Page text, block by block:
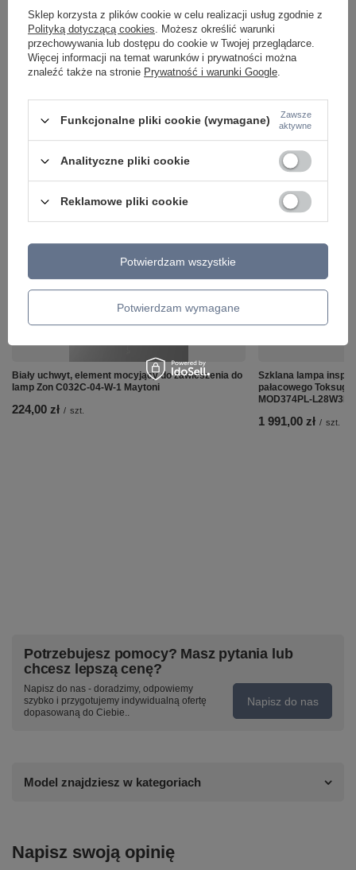
Biały uchwyt, element mocyjący do zawieszenia do
lamp Zon C032C-04-W-1 Maytoni
224,00 zł / szt.
Szklana lampa
pałacowego
MOD374PL-L28W3K
1 991,00 zł / szt.
Potrzebujesz pomocy? Masz pytania lub
chcesz lepszą cenę?
Napisz do nas - doradzimy, odpowiemy
szybko i przygotujemy indywidualną ofertę
dopasowaną do Ciebie..
Napisz do nas
Model znajdziesz w kategoriach
Napisz swoją opinię
Sklep korzysta z plików cookie w celu realizacji usług zgodnie z
Polityką dotyczącą cookies. Możesz określić warunki
przechowywania lub dostępu do cookie w Twojej przeglądarce.
Więcej informacji na temat warunków i prywatności można
znaleźć także na stronie Prywatność i warunki Google.
Funkcjonalne pliki cookie (wymagane)
Zawsze
aktywne
Analityczne pliki cookie
Reklamowe pliki cookie
Potwierdzam wymagane
Potwierdzam wszystkie